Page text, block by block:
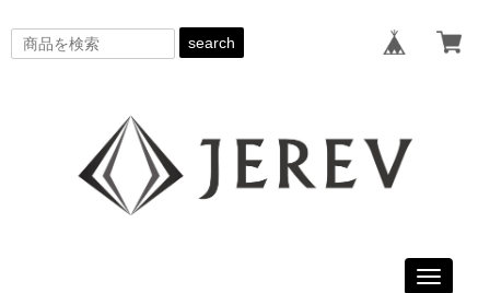
search
Toggle